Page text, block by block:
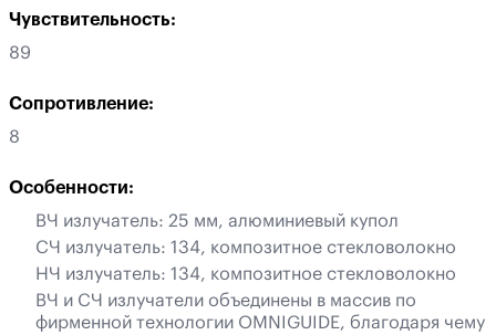
Чувствительность:
89
Сопротивление:
8
Особенности:
ВЧ излучатель: 25 мм, алюминиевый купол
СЧ излучатель: 134, композитное стекловолокно
НЧ излучатель: 134, композитное стекловолокно
ВЧ и СЧ излучатели объединены в массив по
фирменной технологии OMNIGUIDE, благодаря чему